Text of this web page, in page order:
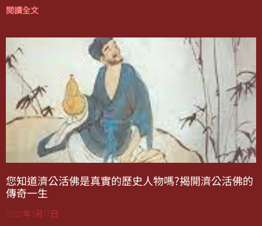
閱讀全文
您知道濟公活佛是真實的歷史人物嗎?揭開濟公活佛的
傳奇一生
2021年3月17日